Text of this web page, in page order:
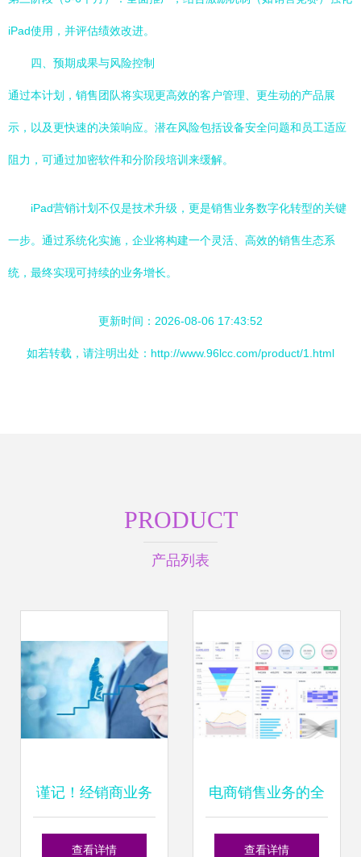
iPad使用，并评估绩效改进。
四、预期成果与风险控制
通过本计划，销售团队将实现更高效的客户管理、更生动的产品展
示，以及更快速的决策响应。潜在风险包括设备安全问题和员工适应
阻力，可通过加密软件和分阶段培训来缓解。
iPad营销计划不仅是技术升级，更是销售业务数字化转型的关键
一步。通过系统化实施，企业将构建一个灵活、高效的销售生态系
统，最终实现可持续的业务增长。
更新时间：2026-08-06 17:43:52
如若转载，请注明出处：http://www.96lcc.com/product/1.html
PRODUCT
产品列表
谨记！经销商业务
员终端销售的四大
查看详情
电商销售业务的全
面指南 从入门到精
查看详情